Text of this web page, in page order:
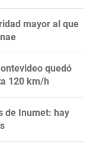
mayor al que
quedó
120 km/h
de Inumet: hay